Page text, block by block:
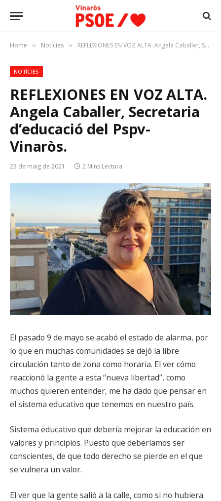
Home » Notícies » REFLEXIONES EN VOZ ALTA. Angela Caballer, Secretaria d’educació del Pspv- Vinaròs.
NOTÍCIES
REFLEXIONES EN VOZ ALTA.
Angela Caballer, Secretaria
d’educació del Pspv-
Vinaròs.
23 de maig de 2021 2 Mins Lectura
El pasado 9 de mayo se acabó el estado de alarma, por
lo que en muchas comunidades se dejó la libre
circulación tanto de zona como horaria. El ver cómo
reaccionó la gente a esta “nueva libertad”, como
muchos quieren entender, me ha dado que pensar en
el sistema educativo que tenemos en nuestro país.
Sistema educativo que debería mejorar la educación en
valores y principios. Puesto que deberíamos ser
conscientes, de que todo derecho se pierde en el que
se vulnera un valor.
El ver que la gente salió a la calle, como si no hubiera